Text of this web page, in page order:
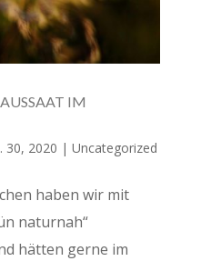
IM
30, 2020 | Uncategorized
haben wir mit
naturnah“
hätten gerne im